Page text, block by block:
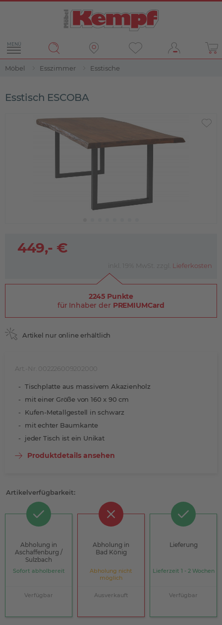
MENÜ
Möbel Esszimmer Esstische
Esstisch ESCOBA
Art.-Nr. 002226009202000
Tischplatte aus massivem Akazienholz
mit einer Größe von 160 x 90 cm
Kufen-Metallgestell in schwarz
mit echter Baumkante
jeder Tisch ist ein Unikat
Produktdetails ansehen
Artikelverfügbarkeit:
Abholung in
Aschaffenburg /
Sulzbach
Sofort abholbereit
Verfügbar
Abholung in
Bad König
Abholung nicht
möglich
Ausverkauft
Lieferung
Lieferzeit 1 - 2 Wochen
Verfügbar
449,- €
inkl. 19% MwSt. zzgl. Lieferkosten
2245 Punkte
für Inhaber der PREMIUMCard
Artikel nur online erhältlich